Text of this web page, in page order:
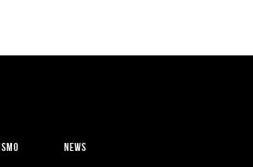
NEWS